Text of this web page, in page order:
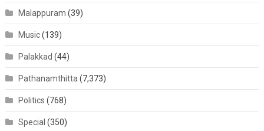
Malappuram (39)
Music(139)
Palakkad (44)
Pathanamthitta(7,373)
Politics (768)
Special (350)